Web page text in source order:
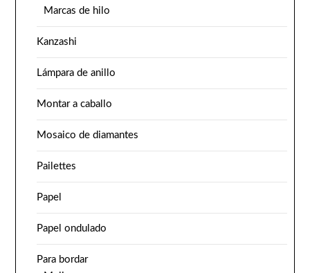
Marcas de hilo
Kanzashi
Lámpara de anillo
Montar a caballo
Mosaico de diamantes
Pailettes
Papel
Papel ondulado
Para bordar